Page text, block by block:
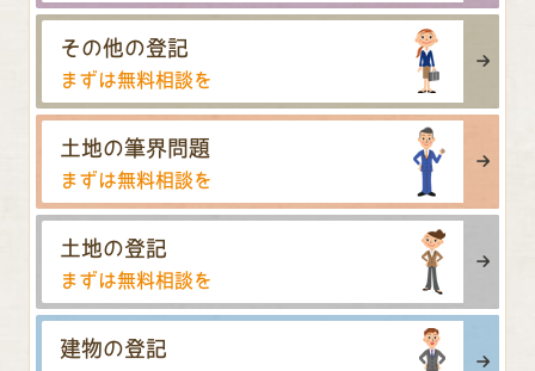
その他の登記
まずは無料相談を
土地の筆界問題
まずは無料相談を
土地の登記
まずは無料相談を
建物の登記